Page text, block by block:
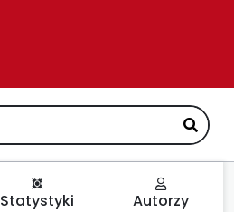
Statystyki Autorzy